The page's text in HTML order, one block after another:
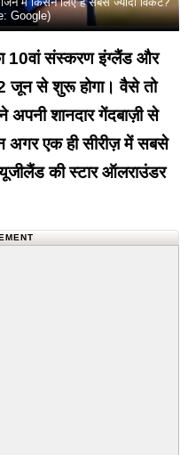
Google)
10वां संस्करण इंग्लैंड और
जून से शुरू होगा। वैसे तो
अपनी शानदार गेंदबाज़ी से
अगर एक ही सीरीज़ में सबसे
की स्टार ऑलराउंडर